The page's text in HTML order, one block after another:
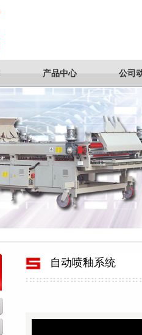
产品中心 公司
自动喷釉系统